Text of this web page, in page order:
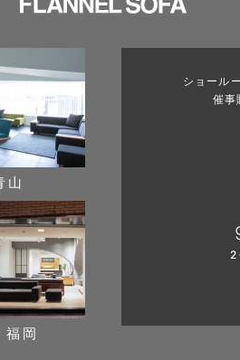
山
福岡
ショール
催事